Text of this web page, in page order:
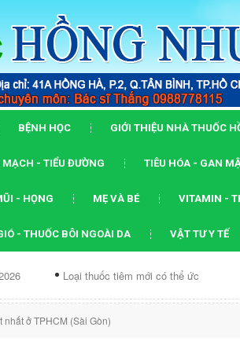
BỆNH HỌC GIỚI THIỆU NHÀ THUỐC
- TIỂU ĐƯỜNG TIÊU HÓA - GAN
- HỌNG MẸ VÀ BÉ VITAMIN -
- THUỐC BÔI NGOÀI DA VẬT TƯ Y TẾ
Loại thuốc tiêm mới có thể ức chế...
ở TPHCM (Sài Gòn)